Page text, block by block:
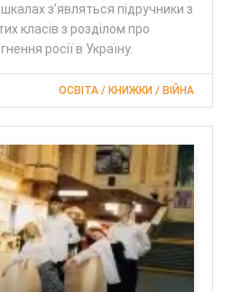
з’являться підручники з
класів з розділом про
росії в Україну.
ОСВІТА / КНИЖКИ / ВІЙНА